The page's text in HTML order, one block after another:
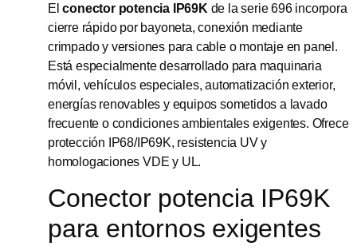
Elconector potencia IP69K de la serie 696 incorpora
cierre rápido por bayoneta, conexión mediante
crimpado y versiones para cable o montaje en panel.
Está especialmente desarrollado para maquinaria
móvil, vehículos especiales, automatización exterior,
energías renovables y equipos sometidos a lavado
frecuente o condiciones ambientales exigentes. Ofrece
protección IP68/IP69K, resistencia UV y
homologaciones VDE y UL.
Conector potencia IP69K
para entornos exigentes